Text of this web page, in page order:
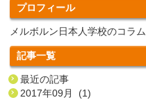
プロフィール
メルボルン日本人学校のコラム
記事一覧
最近の記事
2017年09月 (1)